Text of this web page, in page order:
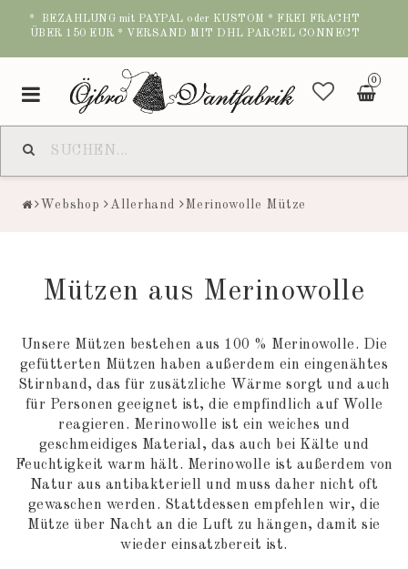
* BEZAHLUNG mit PAYPAL oder KUSTOM * FREI FRACHT
ÜBER 150 EUR * VERSAND MIT DHL PARCEL CONNECT
0
Toggle
navigation
Webshop Allerhand Merinowolle Mütze
Mützen aus Merinowolle
Unsere Mützen bestehen aus 100 % Merinowolle. Die
gefütterten Mützen haben außerdem ein eingenähtes
Stirnband, das für zusätzliche Wärme sorgt und auch
für Personen geeignet ist, die empfindlich auf Wolle
reagieren. Merinowolle ist ein weiches und
geschmeidiges Material, das auch bei Kälte und
Feuchtigkeit warm hält. Merinowolle ist außerdem von
Natur aus antibakteriell und muss daher nicht oft
gewaschen werden. Stattdessen empfehlen wir, die
Mütze über Nacht an die Luft zu hängen, damit sie
wieder einsatzbereit ist.